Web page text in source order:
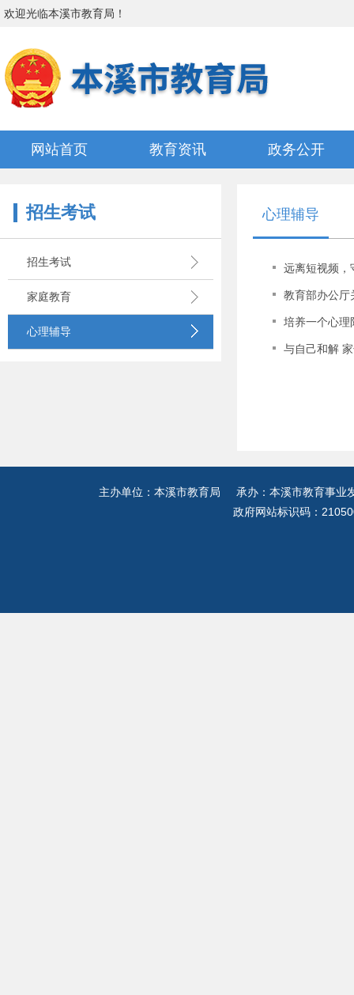
欢迎光临本溪市教育局 ！
网站首页 教育资讯 政务公开
招生考试
招生考试
家庭教育
心理辅导
心理辅导
远离短视频，
教育部办公厅
培养一个心理
与自己和解
主办单位：本溪市教育局 承办：本溪市教育事
政府网站标识码：